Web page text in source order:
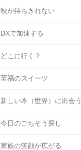
秋が待ちきれない
DXで加速する
どこに行く？
至福のスイーツ
新しい本（世界）に出会う
今日のごちそう探し
家族の笑顔が広がる